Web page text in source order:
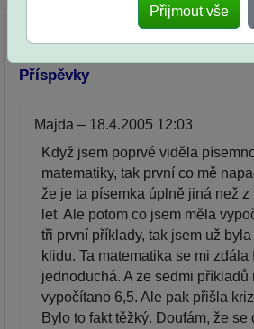
Přijmout vše
Přidat příspěvek
Příspěvky
Majda – 18.4.2005 12:03
Když jsem poprvé viděla
matematiky, tak první co mě
že je ta písemka úplně jiná než z
let. Ale potom co jsem měla
tři první příklady, tak jsem už
klidu. Ta matematika se mi zdála
jednoduchá. A ze sedmi příkladů
vypočítano 6,5. Ale pak přišla
Bylo to fakt těžký. Doufám, že se